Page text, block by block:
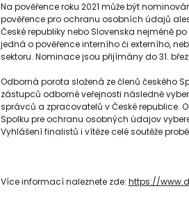
Na pověřence roku 2021 může být
pověřence pro ochranu osobních údajů
České republiky nebo Slovenska nejméně
jedná o pověřence interního či externího,
sektoru. Nominace jsou přijímány do 31.
Odborná porota složená ze členů českého
zástupců odborné veřejnosti následně
správců a zpracovatelů v České republice.
Spolku pre ochranu osobných údajov
Vyhlášení finalistů i vítěze celé soutěže
Více informací naleznete zde: https://